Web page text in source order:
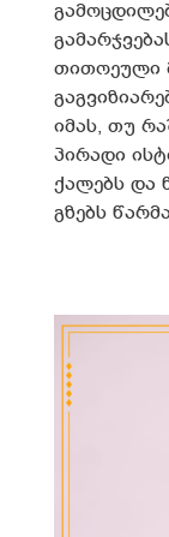
თითოეული
იმას, თუ
პირადი
ქალებს და
გზებს